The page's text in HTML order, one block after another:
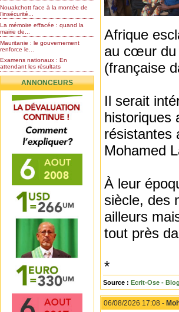
Nouakchott face à la montée de
l’insécurité...
La mémoire effacée : quand la
mairie de...
Mauritanie : le gouvernement
renforce le...
Examens nationaux : En
attendant les résultats
Nomination de l’Honorable Diye
Ba au poste de...
Mauritanie : les résultats du
baccalauréat 2026...
Mauritanie : Les 10 premiers au
BEPC 2026
Un syndicat de l’enseignement
rejette la...
ANNONCEURS
Afrique
au cœur du
(française
Il serait
historiques
résistantes
Mohamed
À leur
siècle, des
ailleurs
tout près
*
Source : Ecrit-Ose - Blog
06/08/2026 17:08 -